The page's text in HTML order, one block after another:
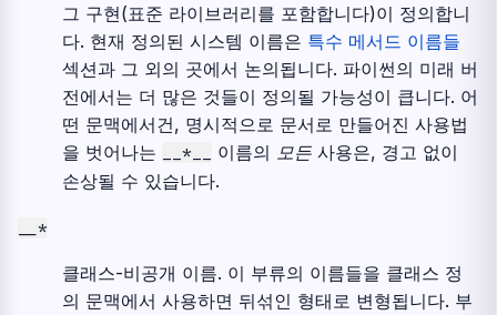
그 구현(표준 라이브러리를 포함합니다)이 정의합니
다. 현재 정의된 시스템 이름은 특수 메서드 이름들
섹션과 그 외의 곳에서 논의됩니다. 파이썬의 미래 버
전에서는 더 많은 것들이 정의될 가능성이 큽니다. 어
떤 문맥에서건, 명시적으로 문서로 만들어진 사용법
을 벗어나는
__*__ 이름의 모든 사용은, 경고 없이
손상될 수 있습니다.
__*
클래스-비공개 이름. 이 부류의 이름들을 클래스 정
의 문맥에서 사용하면 뒤섞인 형태로 변형됩니다. 부